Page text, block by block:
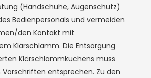
(Handschuhe, Augenschutz)
Bedienpersonals und vermeiden
den Kontakt mit
Klärschlamm. Die Entsorgung
Klärschlammkuchens muss
entsprechen. Zu den